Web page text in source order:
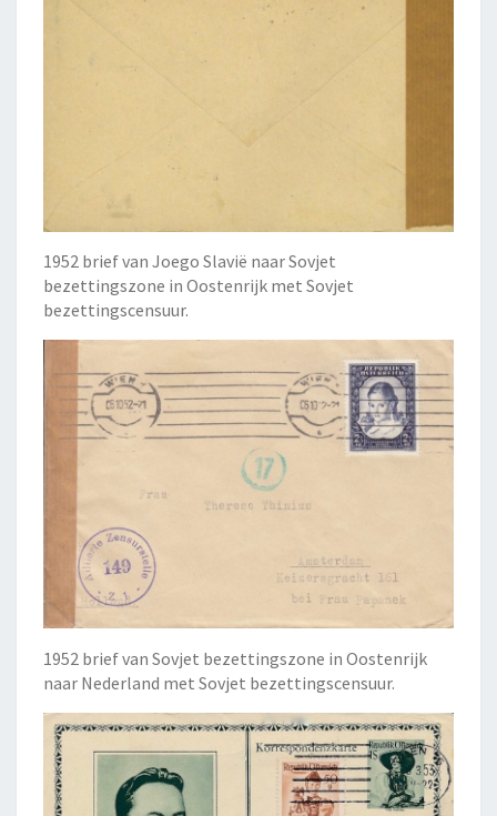
1952 brief van Joego Slavië naar Sovjet
bezettingszone in Oostenrijk met Sovjet
bezettingscensuur.
1952 brief van Sovjet bezettingszone in Oostenrijk
naar Nederland met Sovjet bezettingscensuur.